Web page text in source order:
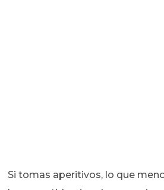
Si tomas aperitivos, lo que